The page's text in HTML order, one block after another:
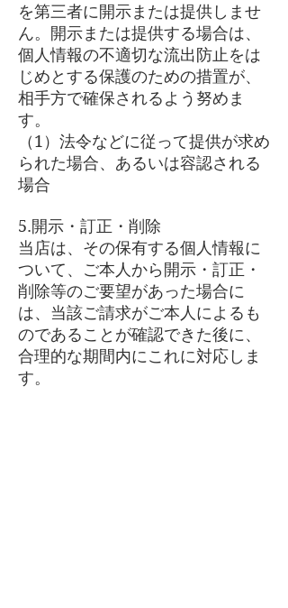
を第三者に開示または提供しませ
ん。開示または提供する場合は、
個人情報の不適切な流出防止をは
じめとする保護のための措置が、
相手方で確保されるよう努めま
す。
（1）法令などに従って提供が求め
られた場合、あるいは容認される
場合
5.開示・訂正・削除
​当店は、その保有する個人情報に
ついて、ご本人から開示・訂正・
削除等のご要望があった場合に
は、当該ご請求がご本人によるも
のであることが確認できた後に、
合理的な期間内にこれに対応しま
す。